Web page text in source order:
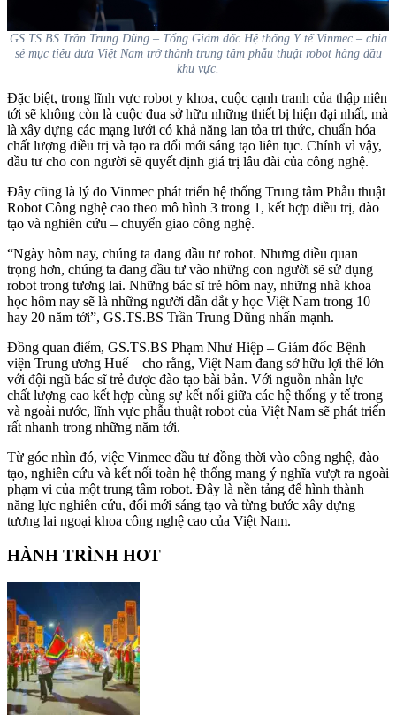
GS.TS.BS Trần Trung Dũng – Tổng Giám đốc Hệ thống Y tế Vinmec – chia
sẻ mục tiêu đưa Việt Nam trở thành trung tâm phẫu thuật robot hàng đầu
khu vực.
Đặc biệt, trong lĩnh vực robot y khoa, cuộc cạnh tranh của thập niên
tới sẽ không còn là cuộc đua sở hữu những thiết bị hiện đại nhất, mà
là xây dựng các mạng lưới có khả năng lan tỏa tri thức, chuẩn hóa
chất lượng điều trị và tạo ra đổi mới sáng tạo liên tục. Chính vì vậy,
đầu tư cho con người sẽ quyết định giá trị lâu dài của công nghệ.
Đây cũng là lý do Vinmec phát triển hệ thống Trung tâm Phẫu thuật
Robot Công nghệ cao theo mô hình 3 trong 1, kết hợp điều trị, đào
tạo và nghiên cứu – chuyển giao công nghệ.
“Ngày hôm nay, chúng ta đang đầu tư robot. Nhưng điều quan
trọng hơn, chúng ta đang đầu tư vào những con người sẽ sử dụng
robot trong tương lai. Những bác sĩ trẻ hôm nay, những nhà khoa
học hôm nay sẽ là những người dẫn dắt y học Việt Nam trong 10
hay 20 năm tới”, GS.TS.BS Trần Trung Dũng nhấn mạnh.
Đồng quan điểm, GS.TS.BS Phạm Như Hiệp – Giám đốc Bệnh
viện Trung ương Huế – cho rằng, Việt Nam đang sở hữu lợi thế lớn
với đội ngũ bác sĩ trẻ được đào tạo bài bản. Với nguồn nhân lực
chất lượng cao kết hợp cùng sự kết nối giữa các hệ thống y tế trong
và ngoài nước, lĩnh vực phẫu thuật robot của Việt Nam sẽ phát triển
rất nhanh trong những năm tới.
Từ góc nhìn đó, việc Vinmec đầu tư đồng thời vào công nghệ, đào
tạo, nghiên cứu và kết nối toàn hệ thống mang ý nghĩa vượt ra ngoài
phạm vi của một trung tâm robot. Đây là nền tảng để hình thành
năng lực nghiên cứu, đổi mới sáng tạo và từng bước xây dựng
tương lai ngoại khoa công nghệ cao của Việt Nam.
HÀNH TRÌNH HOT